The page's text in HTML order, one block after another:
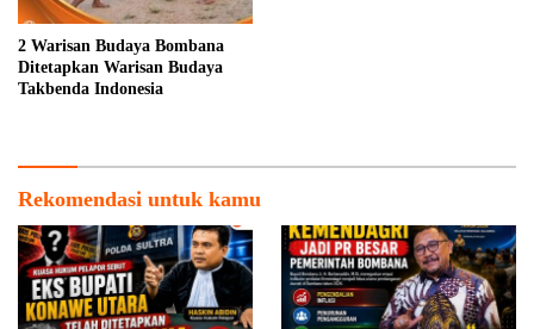
2 Warisan Budaya Bombana
Ditetapkan Warisan Budaya
Takbenda Indonesia
Rekomendasi untuk kamu